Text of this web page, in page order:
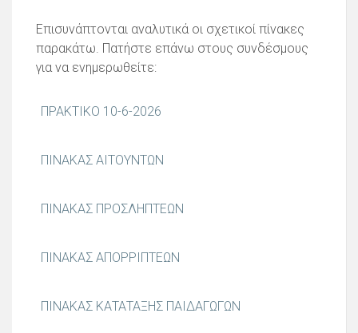
Επισυνάπτονται αναλυτικά οι σχετικοί πίνακες
παρακάτω. Πατήστε επάνω στους συνδέσμους
για να ενημερωθείτε:
ΠΡΑΚΤΙΚΟ 10-6-2026
ΠΙΝΑΚΑΣ ΑΙΤΟΥΝΤΩΝ
ΠΙΝΑΚΑΣ ΠΡΟΣΛΗΠΤΕΩΝ
ΠΙΝΑΚΑΣ ΑΠΟΡΡΙΠΤΕΩΝ
ΠΙΝΑΚΑΣ ΚΑΤΑΤΑΞΗΣ ΠΑΙΔΑΓΩΓΩΝ